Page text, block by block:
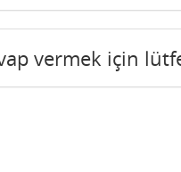
vermek için